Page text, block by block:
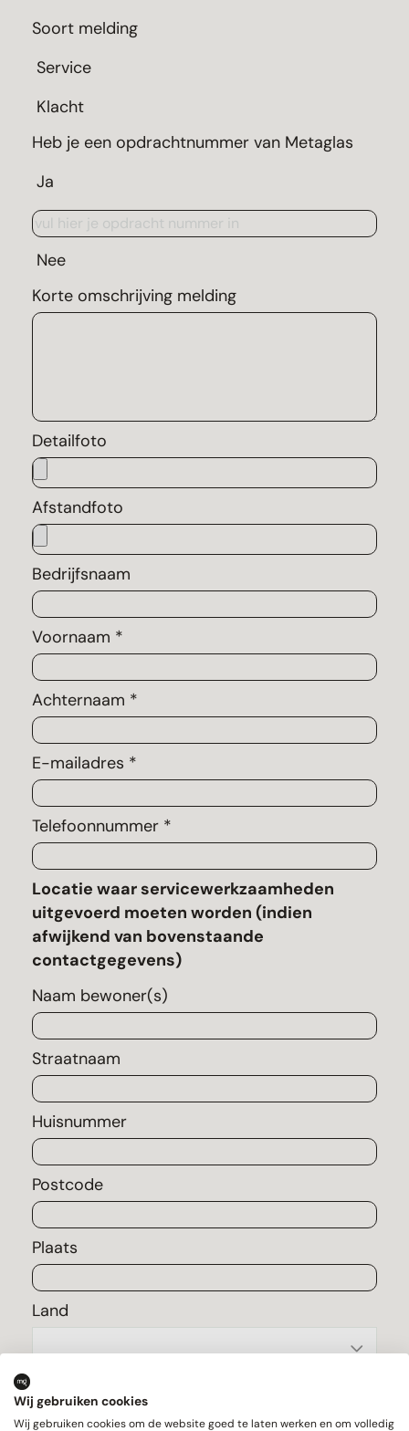
Soort melding
Service
Klacht
Heb je een opdrachtnummer van Metaglas
Ja
Nee
Korte omschrijving melding
Detailfoto
Afstandfoto
Bedrijfsnaam
Voornaam *
Achternaam *
E-mailadres *
Telefoonnummer *
Locatie waar servicewerkzaamheden
uitgevoerd moeten worden (indien
afwijkend van bovenstaande
contactgegevens)
Naam bewoner(s)
Straatnaam
Huisnummer
Postcode
Plaats
Land
Wij gebruiken cookies
Wij gebruiken cookies om de website goed te laten werken en om volledig